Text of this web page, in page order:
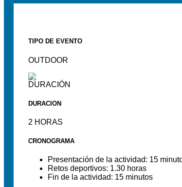
TIPO DE EVENTO
OUTDOOR
DURACION
2 HORAS
CRONOGRAMA
Presentación de la actividad: 15
Retos deportivos: 1.30 horas
Fin de la actividad: 15 minutos